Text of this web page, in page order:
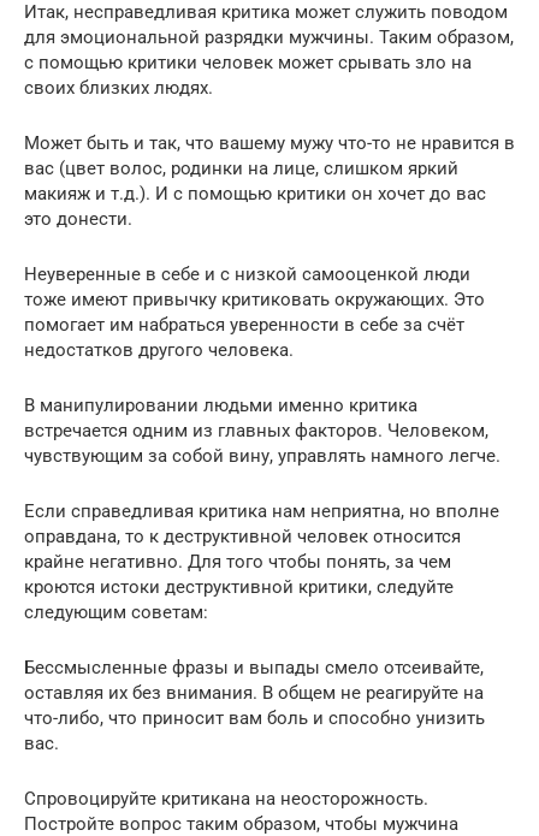
Итак, несправедливая критика может служить поводом
для эмоциональной разрядки мужчины. Таким образом,
с помощью критики человек может срывать зло на
своих близких людях.
Может быть и так, что вашему мужу что-то не нравится в
вас (цвет волос, родинки на лице, слишком яркий
макияж и т.д.). И с помощью критики он хочет до вас
это донести.
Неуверенные в себе и с низкой самооценкой люди
тоже имеют привычку критиковать окружающих. Это
помогает им набраться уверенности в себе за счёт
недостатков другого человека.
В манипулировании людьми именно критика
встречается одним из главных факторов. Человеком,
чувствующим за собой вину, управлять намного легче.
Если справедливая критика нам неприятна, но вполне
оправдана, то к деструктивной человек относится
крайне негативно. Для того чтобы понять, за чем
кроются истоки деструктивной критики, следуйте
следующим советам:
Бессмысленные фразы и выпады смело отсеивайте,
оставляя их без внимания. В общем не реагируйте на
что-либо, что приносит вам боль и способно унизить
вас.
Спровоцируйте критикана на неосторожность.
Постройте вопрос таким образом, чтобы мужчина